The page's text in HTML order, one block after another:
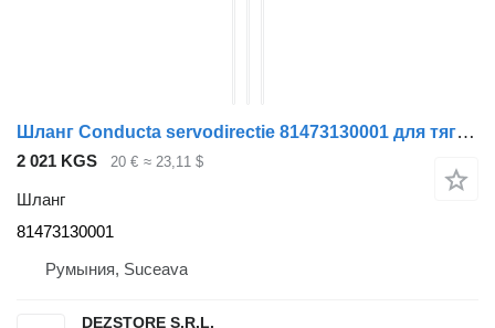
Шланг Conducta servodirectie 81473130001 для тягача MAN TGA
2 021 KGS 20 € ≈ 23,11 $
Шланг
81473130001
Румыния, Suceava
DEZSTORE S.R.L.